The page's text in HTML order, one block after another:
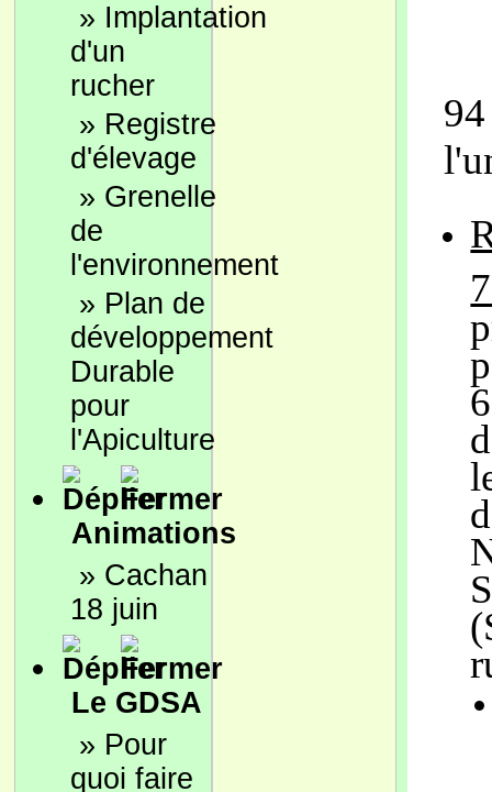
» Implantation
d'un
rucher
» Registre
d'élevage
» Grenelle
de
l'environnement
» Plan de
développement
Durable
pour
l'Apiculture
Animations
» Cachan
18 juin
Le GDSA
» Pour
quoi faire